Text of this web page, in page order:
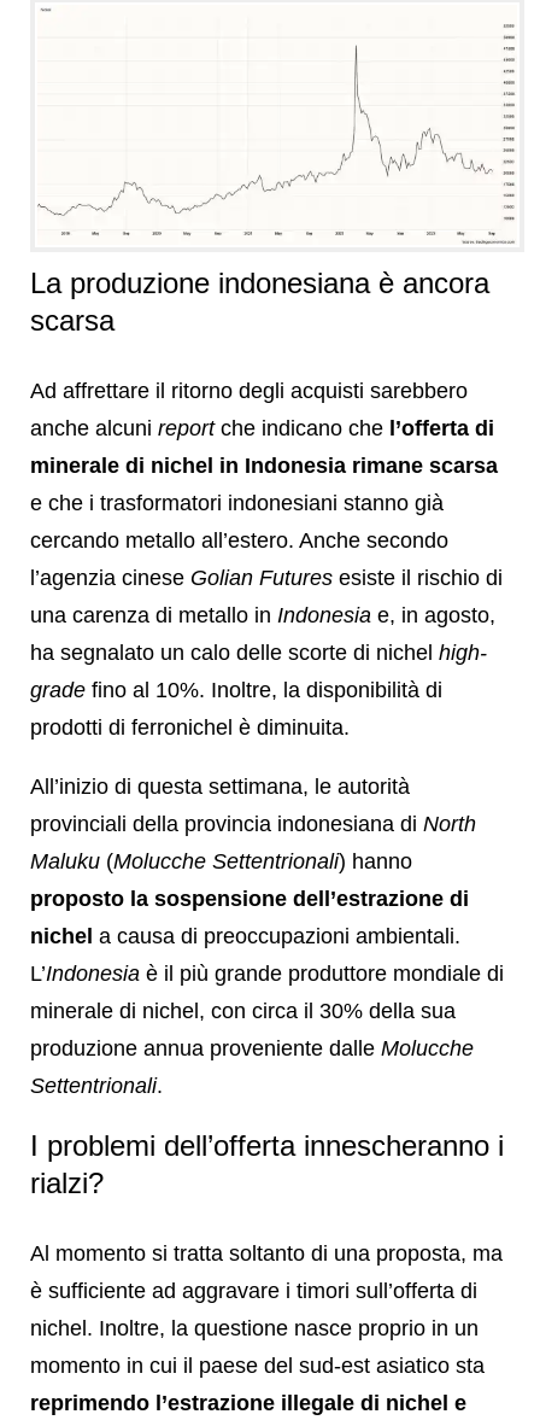
La produzione indonesiana è ancora
scarsa
Ad affrettare il ritorno degli acquisti sarebbero
anche alcuni reportche indicano che l’offerta di
minerale di nichel in Indonesia rimane scarsa
e che i trasformatori indonesiani stanno già
cercando metallo all’estero. Anche secondo
l’agenzia cinese Golian Futures esiste il rischio di
una carenza di metallo in Indonesia e, in agosto,
ha segnalato un calo delle scorte di nichel high-
grade fino al 10%. Inoltre, la disponibilità di
prodotti di ferronichel è diminuita.
All’inizio di questa settimana, le autorità
provinciali della provincia indonesiana di North
Maluku (Molucche Settentrionali) hanno
proposto la sospensione dell’estrazione di
nichel a causa di preoccupazioni ambientali.
L’Indonesia è il più grande produttore mondiale di
minerale di nichel, con circa il 30% della sua
produzione annua proveniente dalle Molucche
Settentrionali.
I problemi dell’offerta innescheranno i
rialzi?
Al momento si tratta soltanto di una proposta, ma
è sufficiente ad aggravare i timori sull’offerta di
nichel. Inoltre, la questione nasce proprio in un
momento in cui il paese del sud-est asiatico sta
reprimendo l’estrazione illegale di nichel e